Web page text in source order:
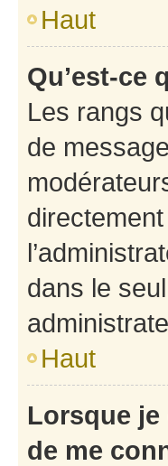
Haut
Qu’est-ce
Les rangs
de
dans le
Haut
Lorsque
de me